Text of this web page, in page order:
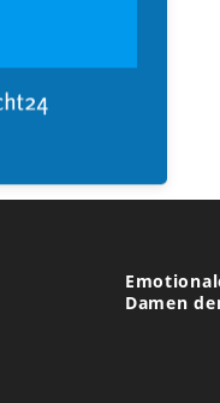
Ein Tag
vorbei
Damen